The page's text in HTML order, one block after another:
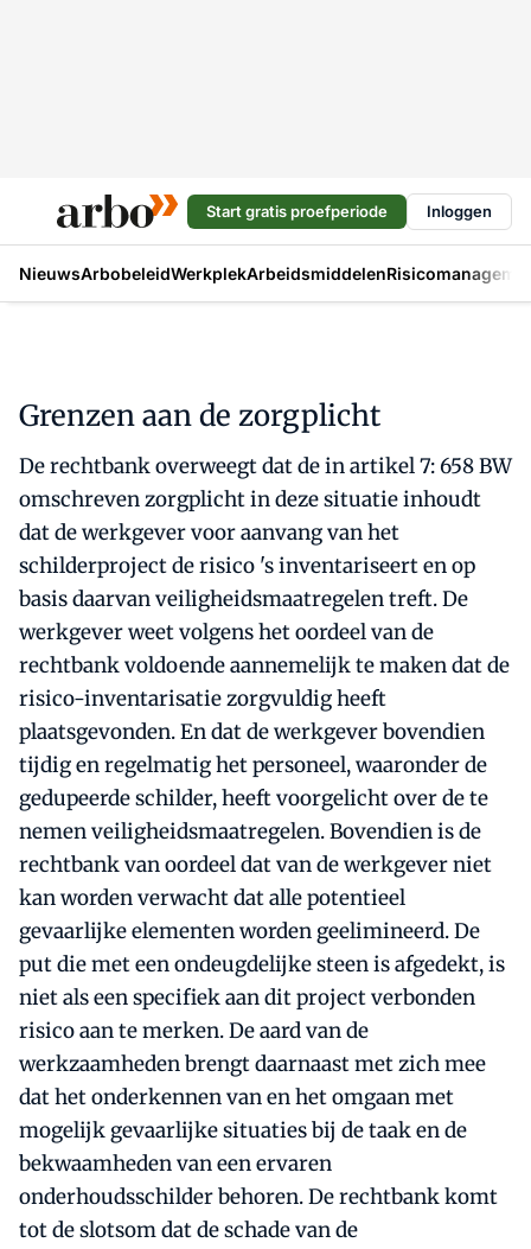
Start gratis proefperiode Inloggen
NieuwsArbobeleidWerkplekArbeidsmiddelen
Grenzen aan de zorgplicht
De rechtbank overweegt dat de in artikel 7: 658 BW
omschreven zorgplicht in deze situatie inhoudt
dat de werkgever voor aanvang van het
schilderproject de risico 's inventariseert en op
basis daarvan veiligheidsmaatregelen treft. De
werkgever weet volgens het oordeel van de
rechtbank voldoende aannemelijk te maken dat de
risico-inventarisatie zorgvuldig heeft
plaatsgevonden. En dat de werkgever bovendien
tijdig en regelmatig het personeel, waaronder de
gedupeerde schilder, heeft voorgelicht over de te
nemen veiligheidsmaatregelen. Bovendien is de
rechtbank van oordeel dat van de werkgever niet
kan worden verwacht dat alle potentieel
gevaarlijke elementen worden geelimineerd. De
put die met een ondeugdelijke steen is afgedekt, is
niet als een specifiek aan dit project verbonden
risico aan te merken. De aard van de
werkzaamheden brengt daarnaast met zich mee
dat het onderkennen van en het omgaan met
mogelijk gevaarlijke situaties bij de taak en de
bekwaamheden van een ervaren
onderhoudsschilder behoren. De rechtbank komt
tot de slotsom dat de schade van de